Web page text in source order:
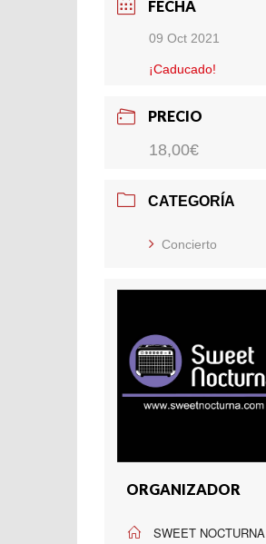
FECHA
09 Oct 2021
¡Caducado!
PRECIO
18,00€
CATEGORÍA
Concierto
ORGANIZADOR
SWEET NOCTURNA